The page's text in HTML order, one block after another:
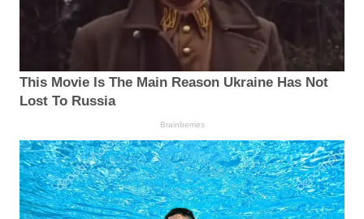
This Movie Is The Main Reason Ukraine Has Not
Lost To Russia
Brainberries